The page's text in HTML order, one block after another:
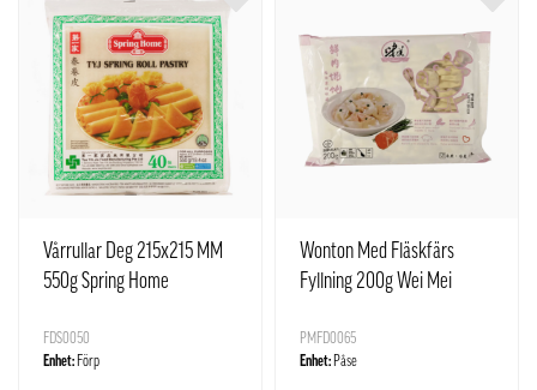
Vårrullar Deg 215x215 MM
550g Spring Home
FDS0050
Enhet: Förp
Wonton Med Fläskfärs
Fyllning 200g Wei Mei
PMFD0065
Enhet: Påse